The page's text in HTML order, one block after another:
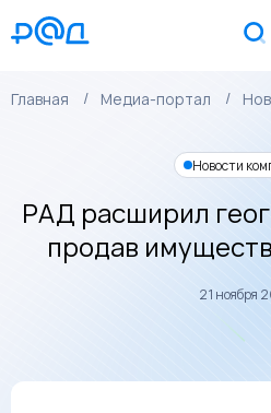
Главная Медиа-портал
Новости
РАД расширил
продав
21 ноября